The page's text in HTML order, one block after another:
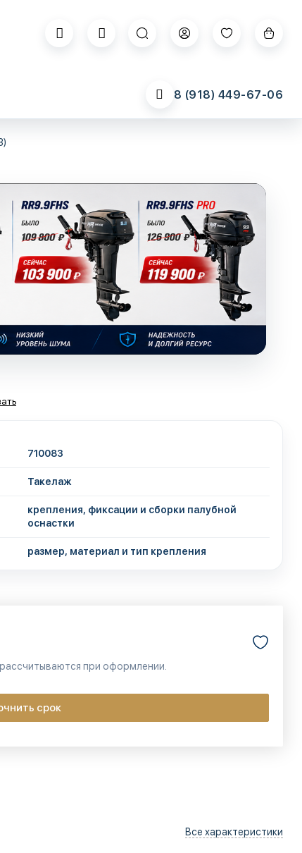
8 (918) 449-67-06
710083
Такелаж
крепления, фиксации и сборки палубной
оснастки
размер, материал и тип крепления
при оформлении.
срок
Все характеристики